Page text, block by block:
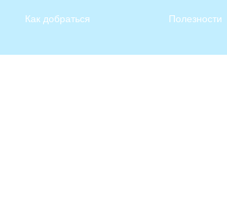
Как добраться Полезности